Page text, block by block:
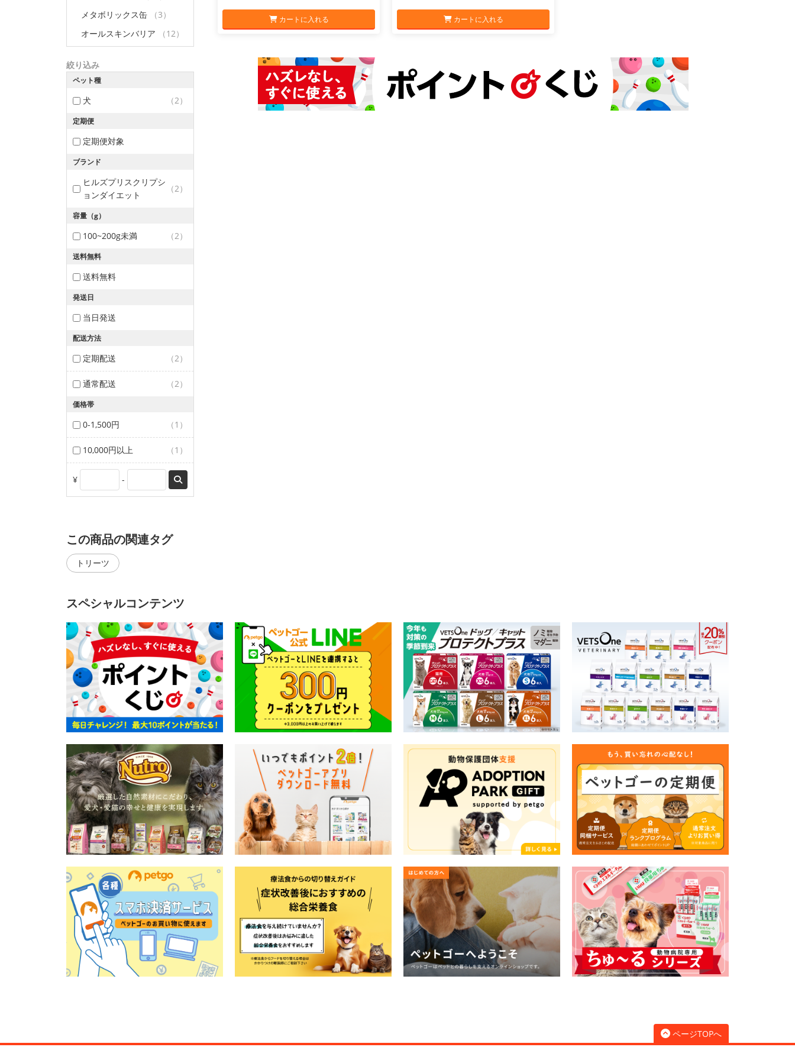
メタボリックス缶
（3）
オールスキンバリア
（12）
絞り込み
ペット種
犬 （2）
定期便
定期便対象
ブランド
ヒルズプリスクリプシ
ョンダイエット
（2）
容量（g）
100~200g未満 （2）
送料無料
送料無料
発送日
当日発送
配送方法
定期配送 （2）
通常配送 （2）
価格帯
0-1,500円 （1）
10,000円以上 （1）
¥ -
カートに入れる カートに入れる
この商品の関連タグ
トリーツ
スペシャルコンテンツ
ページTOPへ